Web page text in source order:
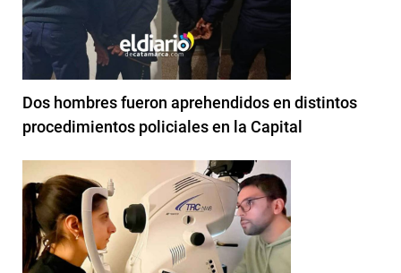
Dos hombres fueron aprehendidos en distintos
procedimientos policiales en la Capital